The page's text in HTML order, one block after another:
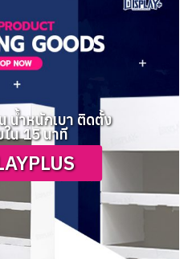
น้ำหนักเบา ติดตั้ง
ใน 15 นาที